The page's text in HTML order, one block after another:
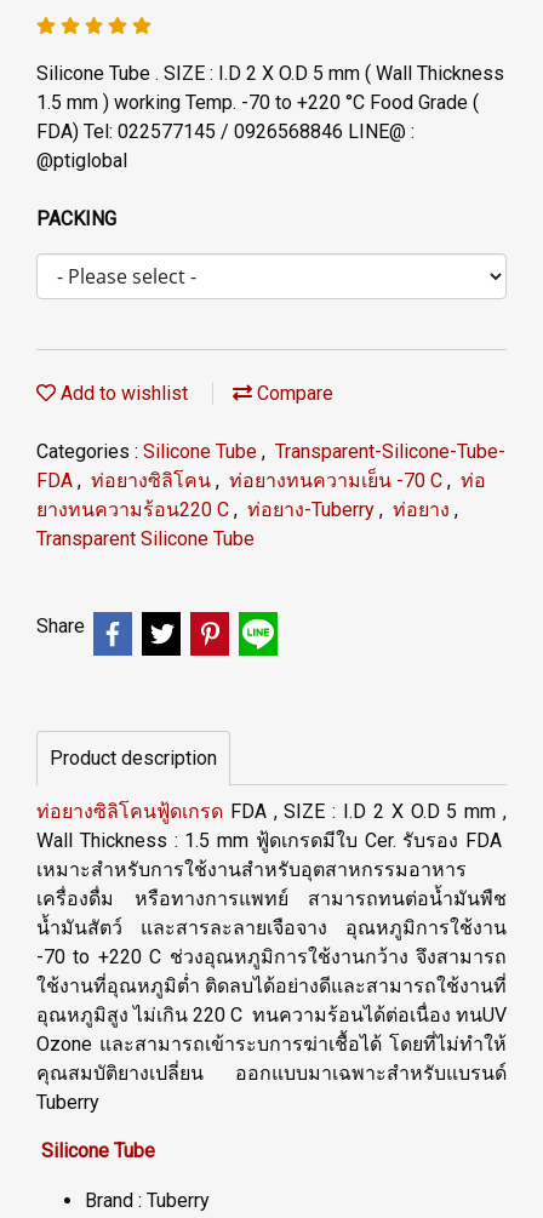
Silicone Tube . SIZE : I.D 2 X O.D 5 mm ( Wall Thickness
1.5 mm ) working Temp. -70 to +220 °C Food Grade (
FDA) Tel: 022577145 / 0926568846 LINE@ :
@ptiglobal
PACKING
Add to wishlist Compare
Categories : Silicone Tube , Transparent-Silicone-Tube-
FDA , ท่อยางซิลิโคน , ท่อยางทนความเย็น -70 C , ท่อ
ยางทนความร้อน220 C , ท่อยาง-Tuberry , ท่อยาง ,
Transparent Silicone Tube
Share
Product description
ท่อยางซิลิโคนฟู้ดเกรด FDA , SIZE : I.D 2 X O.D 5 mm ,
Wall Thickness : 1.5 mm ฟู้ดเกรดมีใบ Cer. รับรอง FDA
เหมาะสำหรับการใช้งานสำหรับอุตสาหกรรมอาหาร
เครื่องดื่ม หรือทางการแพทย์ สามารถทนต่อน้ำมันพืช
น้ำมันสัตว์ และสารละลายเจือจาง อุณหภูมิการใช้งาน
-70 to +220 C ช่วงอุณหภูมิการใช้งานกว้าง จึงสามารถ
ใช้งานที่อุณหภูมิต่ำ ติดลบได้อย่างดีและสามารถใช้งานที่
อุณหภูมิสูง ไม่เกิน 220 C ทนความร้อนได้ต่อเนื่อง ทนUV
Ozone และสามารถเข้าระบการฆ่าเชื้อได้ โดยที่ไม่ทำให้
คุณสมบัติยางเปลี่ยน ออกแบบมาเฉพาะสำหรับแบรนด์
Tuberry
Silicone Tube
Brand : Tuberry